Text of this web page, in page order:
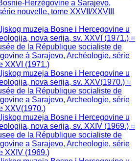
Herzégovine a Sarajevo,
nouvelle, tome XXVII/XXVIII
muzeja Bosne i Hercegovine u
nova serija, sv. XXVI (1971.) =
de la République socialiste de
à Sarajevo, Archéologie, série
XXVI (1971.)
muzeja Bosne i Hercegovine u
nova serija, sv. XXV(1970.) =
de la République socialiste de
a Sarajevo, Archeologie, série
XXV(1970.)
muzeja Bosne i Hercegovine u
nova serija, sv. XXIV (1969.) =
de la République socialiste de
a Sarajevo, Archeologie, série
XXIV (1969.)